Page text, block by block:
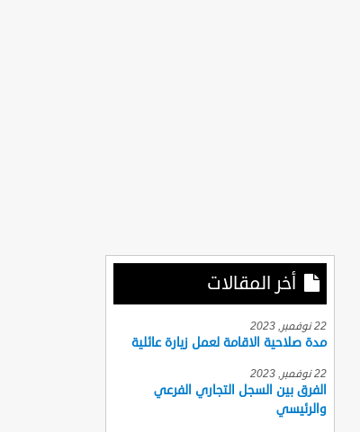
أخر المقالات
22 نوفمبر, 2023
مدة صلاحية الاقامة لعمل زيارة عائلية
22 نوفمبر, 2023
الفرق بين السجل التجاري الفرعي
والرئيسي